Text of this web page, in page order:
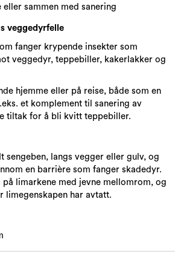
eller sammen med sanering
veggedyrfelle
fanger krypende insekter som
veggedyr, teppebiller, kakerlakker og
hjemme eller på reise, både som en
et komplement til sanering av
tiltak for å bli kvitt teppebiller.
sengeben, langs vegger eller gulv, og
en barrière som fanger skadedyr.
på limarkene med jevne mellomrom, og
limegenskapen har avtatt.